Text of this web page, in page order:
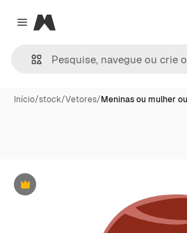
Close menu
Magnific
Início/stock/Vetores/Meninas ou mulher
Premium